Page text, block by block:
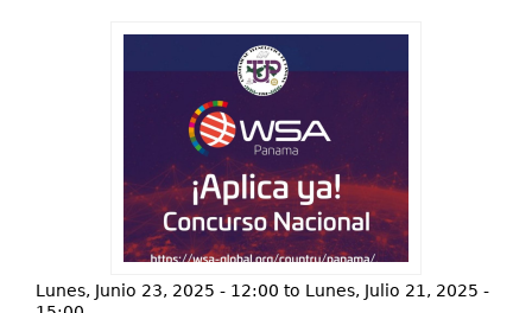
Proyectos Innovadores
Resultados y Casos de Éxito
Centros Regionales
Contáctenos
Lunes, Junio 23, 2025 - 12:00 to Lunes, Julio 21, 2025 -